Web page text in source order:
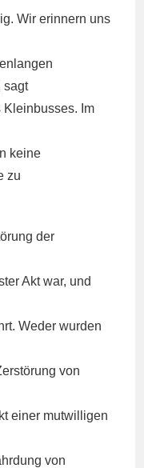
Wir erinnern uns
sagt
Kleinbusses. Im
keine
zu
der
Akt war, und
Weder wurden
von
einer mutwilligen
von